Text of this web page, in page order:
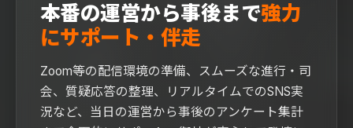
本番の運営から事後まで強力
にサポート・伴走
Zoom等の配信環境の準備、スムーズな進行・司
会、質疑応答の整理、リアルタイムでのSNS実
況など、当日の運営から事後のアンケート集計